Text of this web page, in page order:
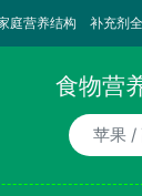
庭营养结构 补充剂
食物营
物/AI食疗诉求/补充剂